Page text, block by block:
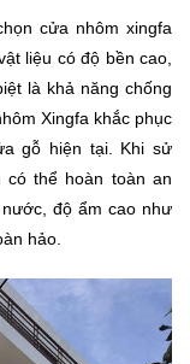
cửa nhôm xingfa
liệu có độ bền cao,
là khả năng chống
Xingfa khắc phục
gỗ hiện tại. Khi sử
có thể hoàn toàn an
độ ẩm cao như
hảo.